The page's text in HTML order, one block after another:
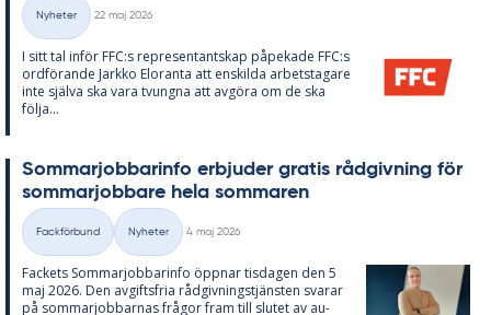
Kategorier
Nyheter
22 maj 2026
I sitt tal in­för FFC:s re­pre­sen­tant­skap på­pe­ka­de FFC:s
ord­fö­ran­de Jark­ko Elo­ran­ta att en­skil­da ar­bets­ta­ga­re
inte själva ska vara tvung­na att av­gö­ra om de ska
följa...
Som­mar­job­ba­rin­fo er­bju­der gra­tis råd­giv­ning för
som­mar­job­ba­re hela som­ma­ren
Kategorier
Fackförbund Nyheter
4 maj 2026
Fac­kets Som­mar­job­ba­rin­fo öpp­nar tis­da­gen den 5
maj 2026. Den av­gifts­fria råd­giv­nings­tjäns­ten sva­rar
på som­mar­job­bar­nas frå­gor fram till slu­tet av au­